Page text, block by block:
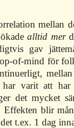
mellan
ökadealltid mer
gav
of-mind för
har varit att
det mycket
blir
t.ex. 1 dag